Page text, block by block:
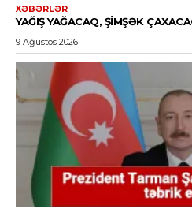
XƏBƏRLƏR
YAĞIŞ YAĞACAQ, ŞIMŞƏK
9 Ağustos 2026